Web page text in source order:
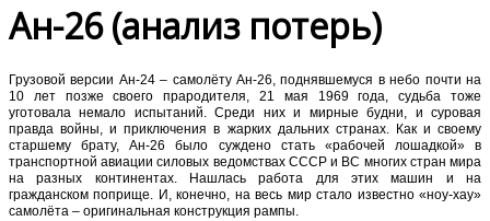
Ан-26 (анализ потерь)
Грузовой версии Ан-24 – самолёту Ан-26, поднявшемуся в небо почти на
10 лет позже своего прародителя, 21 мая 1969 года, судьба тоже
уготовала немало испытаний. Среди них и мирные будни, и суровая
правда войны, и приключения в жарких дальних странах. Как и своему
старшему брату, Ан-26 было суждено стать «рабочей лошадкой» в
транспортной авиации силовых ведомствах СССР и ВС многих стран мира
на разных континентах. Нашлась работа для этих машин и на
гражданском поприще. И, конечно, на весь мир стало известно «ноу-хау»
самолёта – оригинальная конструкция рампы.